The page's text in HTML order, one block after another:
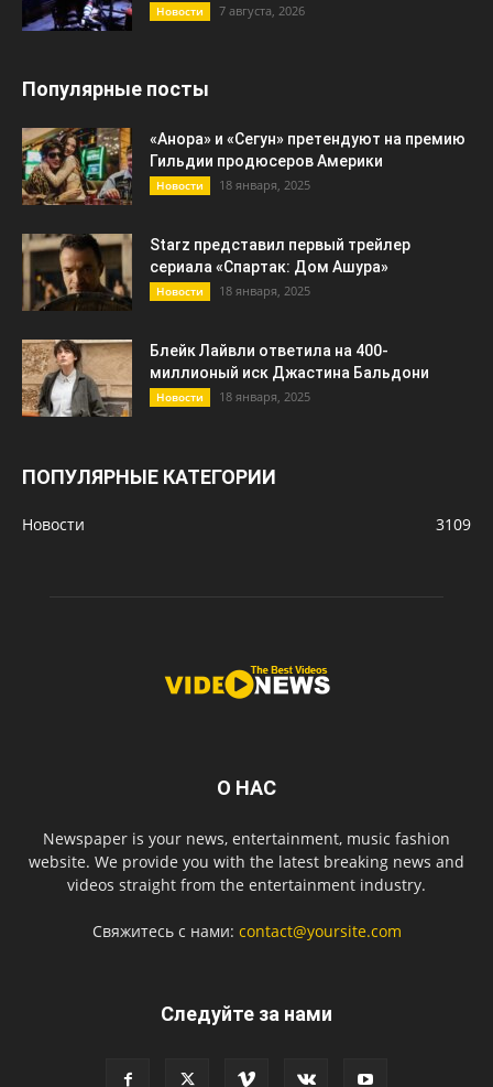
Новости 7 августа, 2026
Популярные посты
«Анора» и «Сегун» претендуют на премию
Гильдии продюсеров Америки
Новости 18 января, 2025
Starz представил первый трейлер
сериала «Спартак: Дом Ашура»
Новости 18 января, 2025
Блейк Лайвли ответила на 400-
миллионый иск Джастина Бальдони
Новости 18 января, 2025
ПОПУЛЯРНЫЕ КАТЕГОРИИ
Новости 3109
О НАС
Newspaper is your news, entertainment, music fashion
website. We provide you with the latest breaking news and
videos straight from the entertainment industry.
Свяжитесь с нами: contact@yoursite.com
Следуйте за нами